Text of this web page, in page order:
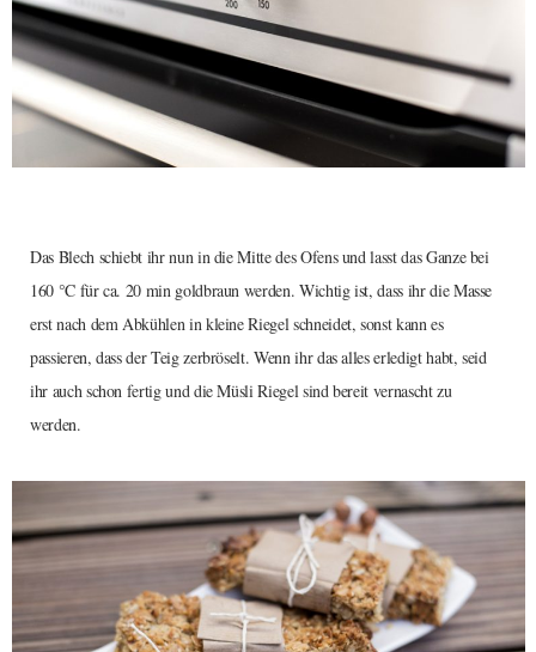
Das Blech schiebt ihr nun in die Mitte des Ofens und lasst das Ganze bei
160 °C für ca. 20 min goldbraun werden. Wichtig ist, dass ihr die Masse
erst nach dem Abkühlen in kleine Riegel schneidet, sonst kann es
passieren, dass der Teig zerbröselt. Wenn ihr das alles erledigt habt, seid
ihr auch schon fertig und die Müsli Riegel sind bereit vernascht zu
werden.